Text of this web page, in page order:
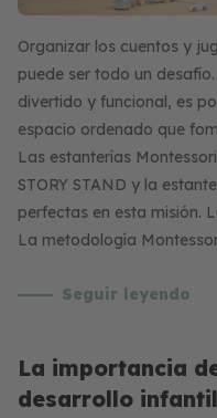
Organizar los cuentos y
puede ser todo un
divertido y funcional, es
espacio ordenado que
Las estanterías
STORY STAND y la
perfectas en esta misión.
La metodología
Seguir leyendo
La importancia
desarrollo